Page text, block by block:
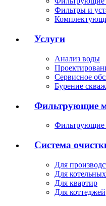
Фильтры и
Услуги
Анализ воды
Сервисное
Бурение
Фильтрующие
Фильтрующие
Система
Для
Для котельных
Для квартир
Для коттеджей